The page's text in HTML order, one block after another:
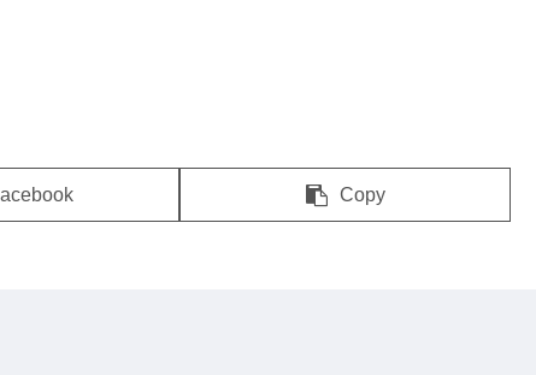
Copy